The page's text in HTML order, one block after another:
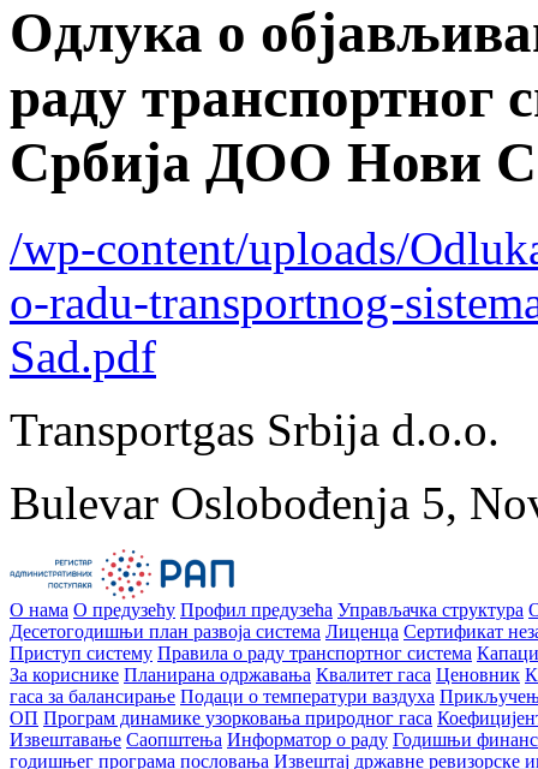
Oдлука о
раду транспортног
Србија ДОО Нови
/wp-content/uploads/
o-radu-transportnog-
Sad.pdf
Transportgas Srbija d.o.o.
Bulevar Oslobođenja 5,
О нама О предузећу Профил предузећа Управљачка структура
Десетогодишњи план развоја система Лиценца Сертификат
Приступ систему Правила о раду транспортног система
За кориснике Планирана одржавања Квалитет гаса Ценовник
гаса за балансирање Подаци о температури ваздуха
ОП Програм динамике узорковања природног гаса
Извештавање Саопштења Информатор о раду Годишњи
годишњег програма пословања Извештај државне ревизорске